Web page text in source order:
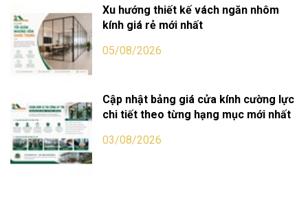
Xu hướng thiết kế vách ngăn nhôm
kính giá rẻ mới nhất
05/08/2026
Cập nhật bảng giá cửa kính cường lực
chi tiết theo từng hạng mục mới nhất
03/08/2026